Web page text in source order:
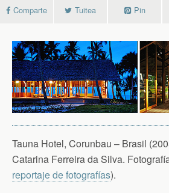
Comparte Tuitea Pin
Tauna Hotel, Corunbau – Brasil
Catarina Ferreira da Silva.
reportaje de fotografías).